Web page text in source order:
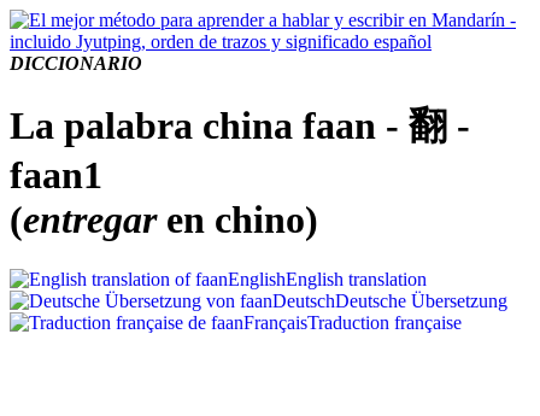
DICCIONARIO
La palabra china faan - 翻 -
faan1
(entregaren chino)
EnglishEnglish translation
DeutschDeutsche Übersetzung
FrançaisTraduction française